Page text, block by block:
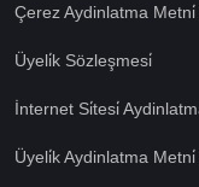
Çerez Aydinlatma Metni̇
Üyeli̇k Sözleşmesi̇
İnternet Si̇tesi̇
Üyeli̇k Aydinlatma Metni̇